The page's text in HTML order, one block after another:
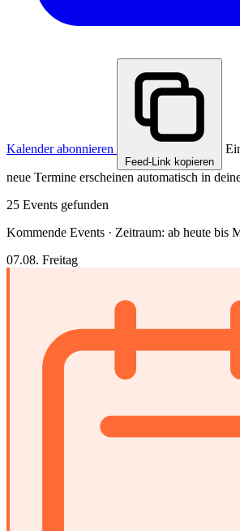
Kalender abonnieren
Feed-Link kopieren
neue Termine erscheinen automatisch in
25 Events gefunden
Kommende Events · Zeitraum: ab heute bis
07.08. Freitag